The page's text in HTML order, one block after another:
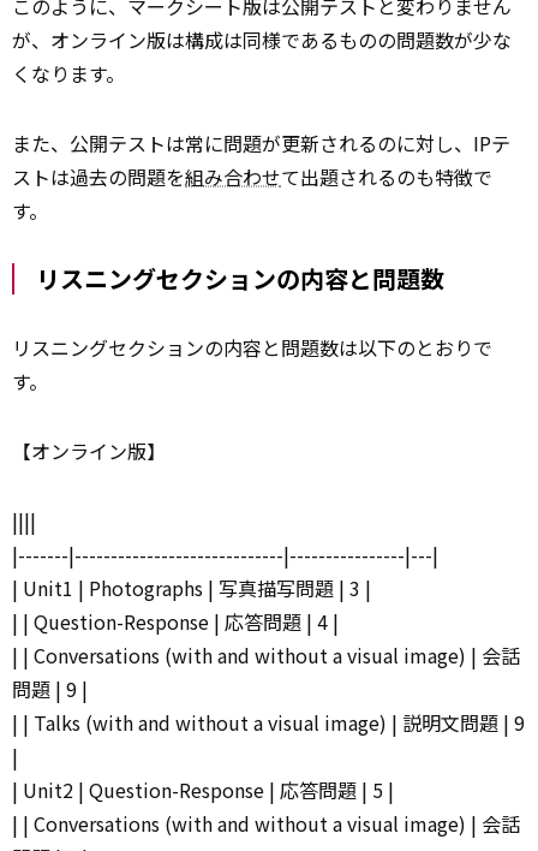
が、オンライン版は構成は同様であるものの問題数が少な
くなります。
また、公開テストは常に問題が更新されるのに対し、IPテ
ストは過去の問題を組み合わせて出題されるのも特徴で
す。
リスニングセクションの内容と問題数
リスニングセクションの内容と問題数は以下のとおりで
す。
【オンライン版】
||||
|-------|-----------------------------|----------------|---|
| Unit1 | Photographs | 写真描写問題 | 3 |
| | Question-Response | 応答問題 | 4 |
| | Conversations (with and without a visual image) | 会話
問題 | 9 |
| | Talks (with and without a visual image) | 説明文問題 | 9
|
| Unit2 | Question-Response | 応答問題 | 5 |
| | Conversations (with and without a visual image) | 会話